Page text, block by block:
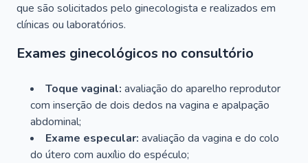
que são solicitados pelo ginecologista e realizados em
clínicas ou laboratórios.
Exames ginecológicos no consultório
Toque vaginal: avaliação do aparelho reprodutor
com inserção de dois dedos na vagina e apalpação
abdominal;
Exame especular: avaliação da vagina e do colo
do útero com auxílio do espéculo;